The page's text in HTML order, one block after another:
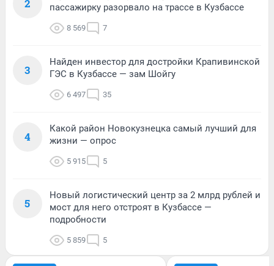
2
пассажирку разорвало на трассе в Кузбассе
8 569 7
3
Найден инвестор для достройки Крапивинской
ГЭС в Кузбассе — зам Шойгу
6 497 35
4
Какой район Новокузнецка самый лучший для
жизни — опрос
5 915 5
5
Новый логистический центр за 2 млрд рублей и
мост для него отстроят в Кузбассе —
подробности
5 859 5